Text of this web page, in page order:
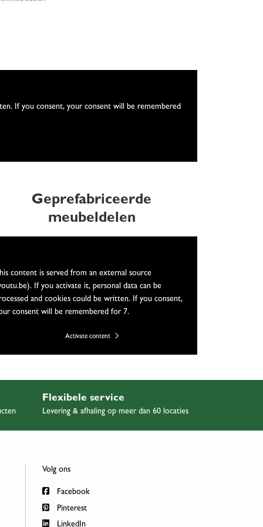
If you consent, your consent will be remembered
Geprefabriceerde
meubeldelen
content is served from an external source
If you activate it, personal data can be
and cookies could be written. If you consent,
consent will be remembered for 7.
Activate content
Flexibele service
Levering & afhaling op meer dan 60 locaties
Volg ons
Facebook
Pinterest
LinkedIn